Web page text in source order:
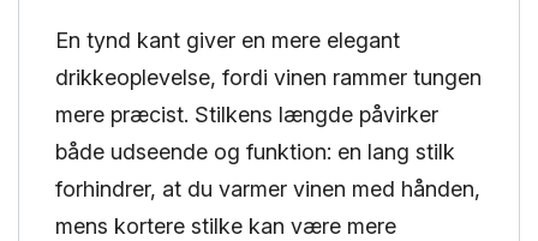
En tynd kant giver en mere elegant
drikkeoplevelse, fordi vinen rammer tungen
mere præcist. Stilkens længde påvirker
både udseende og funktion: en lang stilk
forhindrer, at du varmer vinen med hånden,
mens kortere stilke kan være mere